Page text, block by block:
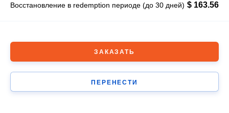
Восстановление в redemption периоде (до 30 дней) $ 163.56
ПЕРЕНЕСТИ
ЗАКАЗАТЬ